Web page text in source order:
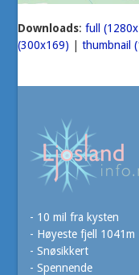
Downloads:full
(300x169) |thumbnail
- 10 mil fra kysten
- Høyeste fjell 1041m
- Snøsikkert
- Spennende